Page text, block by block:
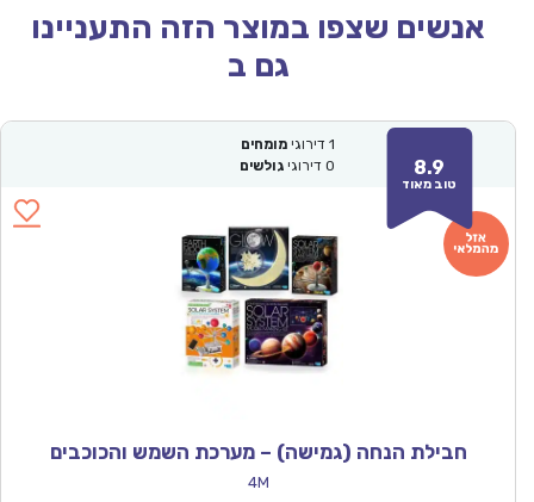
אנשים שצפו במוצר הזה התעניינו
גם ב
8.9
טוב מאוד
1 דירוגי מומחים
0 דירוגי גולשים
חבילת הנחה (גמישה) – מערכת השמש והכוכבים
4M